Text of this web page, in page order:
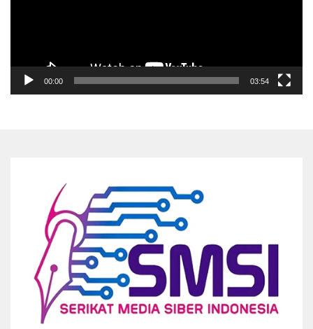
00:00 03:54